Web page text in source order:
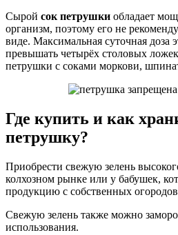
Сырой сок петрушки обладает
организм, поэтому его не
виде. Максимальная суточная доза
превышать четырёх столовых
петрушки с соками моркови,
Где купить и как
петрушку?
Приобрести свежую зелень
колхозном рынке или у бабушек,
продукцию с собственных
Свежую зелень также можно
использования.